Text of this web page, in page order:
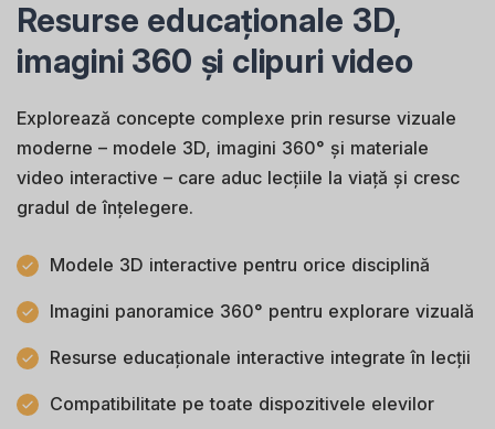
Resurse educaționale 3D,
imagini 360 și clipuri video
Explorează concepte complexe prin resurse vizuale
moderne – modele 3D, imagini 360° și materiale
video interactive – care aduc lecțiile la viață și cresc
gradul de înțelegere.
Modele 3D interactive pentru orice disciplină
Imagini panoramice 360° pentru explorare vizuală
Resurse educaționale interactive integrate în lecții
Compatibilitate pe toate dispozitivele elevilor